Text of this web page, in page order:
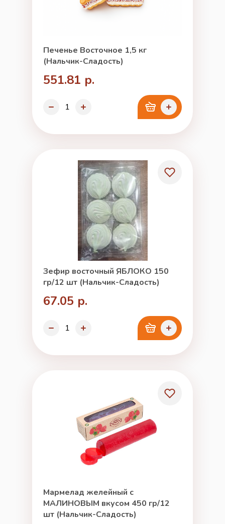
Печенье Восточное 1,5 кг
(Нальчик-Сладость)
551.81 р.
Зефир восточный ЯБЛОКО 150
гр/12 шт (Нальчик-Сладость)
67.05 р.
Мармелад желейный с
МАЛИНОВЫМ вкусом 450 гр/12
шт (Нальчик-Сладость)